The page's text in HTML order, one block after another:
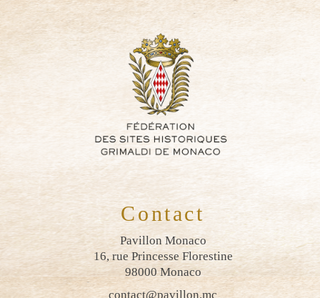
Contact
Pavillon Monaco
16, rue Princesse Florestine
98000 Monaco
contact@pavillon.mc